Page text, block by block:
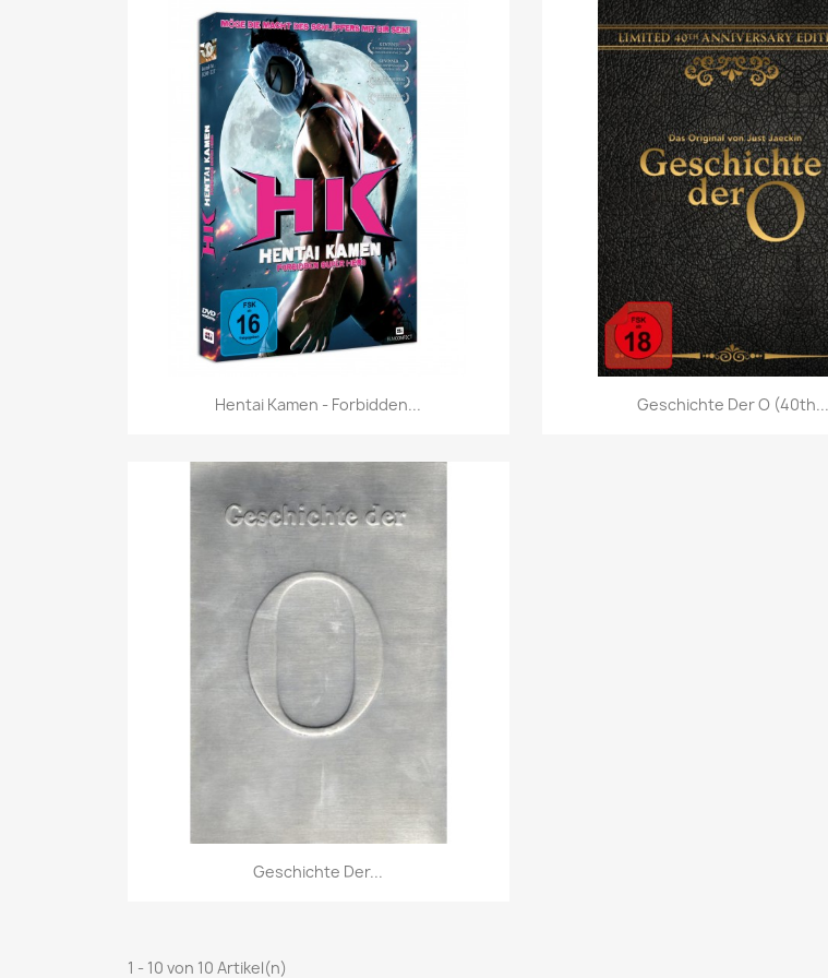
Vorschau
Hentai Kamen - Forbidden... Vorschau
Geschichte Der O (40th...
Vorschau
Geschichte Der...
1 - 10 von 10 Artikel(n)